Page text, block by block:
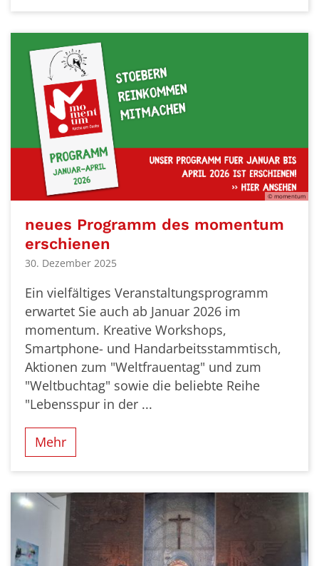
© momentum
neues Programm des momentum
erschienen
30. Dezember 2025
Ein vielfältiges Veranstaltungsprogramm
erwartet Sie auch ab Januar 2026 im
momentum. Kreative Workshops,
Smartphone- und Handarbeitsstammtisch,
Aktionen zum "Weltfrauentag" und zum
"Weltbuchtag" sowie die beliebte Reihe
"Lebensspur in der ...
Mehr